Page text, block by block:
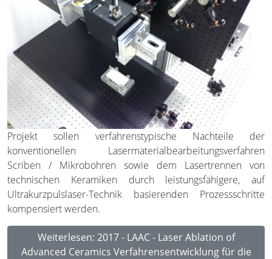
Projekt sollen verfahrenstypische Nachteile der
konventionellen Lasermaterialbearbeitungsverfahren
Scriben / Mikrobohren sowie dem Lasertrennen von
technischen Keramiken durch leistungsfähigere, auf
Ultrakurzpulslaser-Technik basierenden Prozessschritte
kompensiert werden.
Weiterlesen: 2017 - LAAC - Laser Ablation of
Advanced Ceramics Verfahrensentwicklung für die